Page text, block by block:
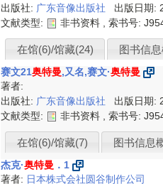
出版社: 广东音像出版社
出版日期:
文献类型:
非书资料 , 索书号:
在馆(6)/馆藏(24) 图书信
赛文21奥特曼,又名,赛文·奥特曼
著者:
出版社: 广东音像出版社
出版日期:
文献类型:
非书资料 , 索书号:
在馆(6)/馆藏(7) 图书信息
杰克·奥特曼 ．1
著者: 日本株式会社圆谷制作公司